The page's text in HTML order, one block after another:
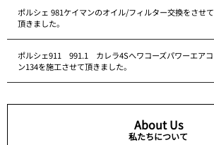
ポルシェ 981ケイマンのオイル/フィルター交換をさせて
頂きました。
ポルシェ911 991.1 カレラ4Sへワコーズパワーエアコ
ン134を施工させて頂きました。
About Us
私たちについて